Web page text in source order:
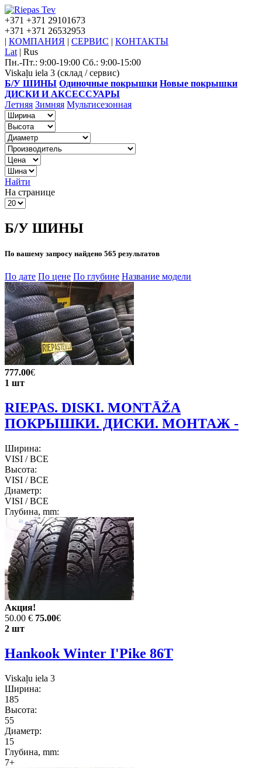
+371 +371 29101673
+371 +371 26532953
| КОМПАНИЯ | СЕРВИС | КОНТАКТЫ
Lat | Rus
Пн.-Пт.: 9:00-19:00 Сб.: 9:00-15:00
Viskaļu iela 3 (склад / сервис)
Б/У ШИНЫ Одиночные покрышки Новые покрышки
ДИСКИ И АКСЕССУАРЫ
Летняя Зимняя Мультисезонная
Найти
На странице
Б/У ШИНЫ
По вашему запросу найдено 565 результатов
По дате По цене По глубине Название модели
777.00€
1 шт
RIEPAS. DISKI. MONTĀŽA
ПОКРЫШКИ. ДИСКИ. МОНТАЖ -
Ширина:
VISI / ВСЕ
Высота:
VISI / ВСЕ
Диаметр:
VISI / ВСЕ
Глубина, mm:
Акция!
50.00 € 75.00€
2 шт
Hankook Winter I'Pike 86T
Viskaļu iela 3
Ширина:
185
Высота:
55
Диаметр:
15
Глубина, mm:
7+